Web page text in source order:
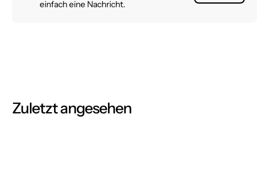
einfach eine Nachricht.
Zuletzt angesehen